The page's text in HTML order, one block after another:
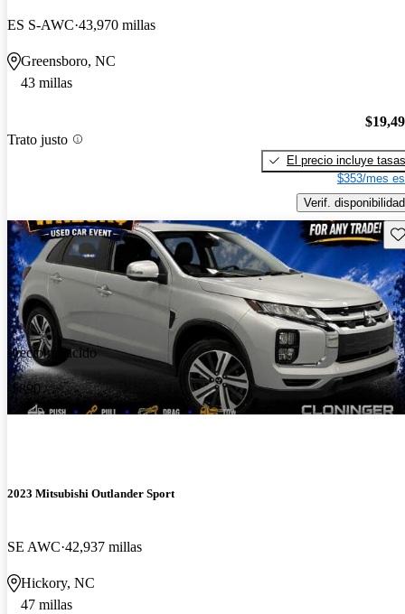
ES S-AWC 43,970 millas
Greensboro, NC
43 millas
Trato justo
El precio incluye tasas
$353/mes
Verif. disponibilidad
Precio reducido
-$890
2023 Mitsubishi Outlander Sport
SE AWC 42,937 millas
Hickory, NC
47 millas